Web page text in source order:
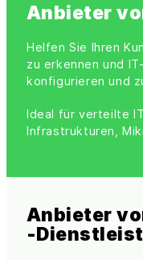
Anbieter
Helfen Sie Ihren
zu erkennen und
konfigurieren und
Ideal für verteilte
Infrastrukturen,
Anbieter
-